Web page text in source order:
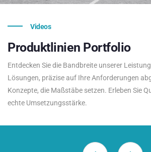
Videos
Produktlinien Portfolio
Entdecken Sie die Bandbreite unserer
Lösungen, präzise auf Ihre Anforderungen
Konzepte, die Maßstäbe setzen. Erleben Sie
echte Umsetzungsstärke.